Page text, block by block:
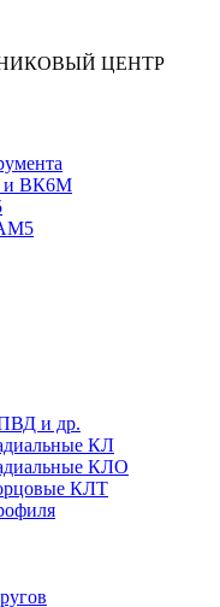
ЦЕНТР
и ВК6М
и др.
КЛ
КЛО
КЛТ